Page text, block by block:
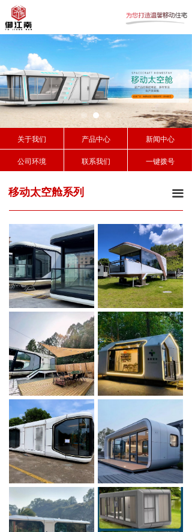
关于我们 产品中心 新闻中心
公司环境 联系我们 一键拨号
끀
移动太空舱系列